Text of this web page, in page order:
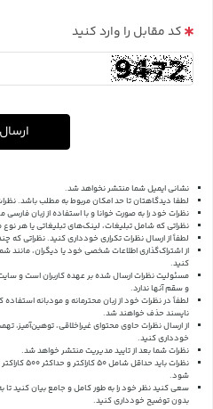
کد مقابل را وارد کنید
ارسال
نشانی ایمیل شما منتشر نخواهد شد.
لطفا دیدگاهتان تا حد امکان مربوط به مطلب باشد.
نظرات خود را به صورت خوانا و با استفاده از زبان فارسی
نظراتی که شامل تبلیغات، لینک‌های تبلیغاتی یا هر
لطفاً از ارسال نظرات تکراری خودداری کنید. نظراتی
از اشتراک‌گذاری اطلاعات شخصی خود یا دیگران، مانند
کنید.
مسئولیت نظرات ارسال شده بر عهده کاربران است و
و سقم آنها ندارد.
لطفاً در نظرات خود از زبان محترمانه و مودبانه استفاده
ناپسند حذف خواهند شد.
از ارسال نظرات حاوی محتوای غیراخلاقی، توهین‌آمیز،
خودداری کنید.
نظرات شما بعد از تایید مدیریت منتشر خواهد شد.
نظرات باید
شود.
سعی کنید نظر خود را به طور کامل و جامع بیان کنید تا
بدون توضیح خودداری کنید.